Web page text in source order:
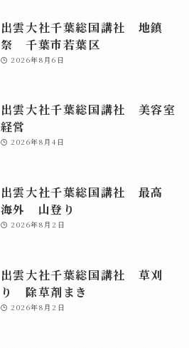
出雲大社千葉総国講社 地鎮
祭 千葉市若葉区
2026年8月6日
出雲大社千葉総国講社 美容室
経営
2026年8月4日
出雲大社千葉総国講社 最高
海外 山登り
2026年8月2日
出雲大社千葉総国講社 草刈
り 除草剤まき
2026年8月2日